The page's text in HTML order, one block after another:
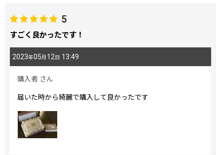
5
すごく良かったです！
2023年05月 12日 13:49
購入者 さん
届いた時から綺麗で購入して良かったです